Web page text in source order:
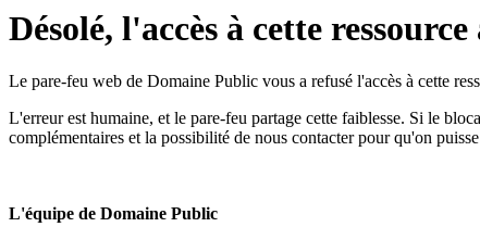
Désolé, l'accès à cette
Le pare-feu web de Domaine Public vous a refusé l'accès à cette
L'erreur est humaine, et le pare-feu partage cette faiblesse. Si le
complémentaires et la possibilité de nous contacter pour qu'on
L'équipe de Domaine Public